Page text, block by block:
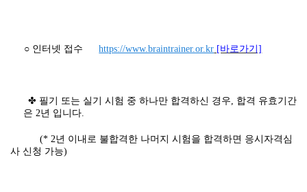
○ 인터넷 접수 https://www.braintrainer.or.kr [바로가기]
✤ 필기 또는 실기 시험 중 하나만 합격하신 경우, 합격 유효기간
은 2년 입니다.
(* 2년 이내로 불합격한 나머지 시험을 합격하면 응시자격심
사 신청 가능)